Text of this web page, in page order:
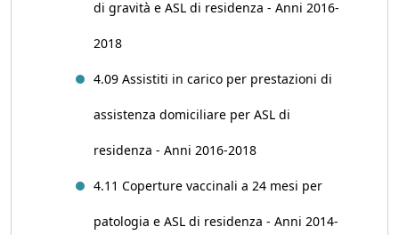
di gravità e ASL di residenza - Anni 2016-
2018
4.09 Assistiti in carico per prestazioni di
assistenza domiciliare per ASL di
residenza - Anni 2016-2018
4.11 Coperture vaccinali a 24 mesi per
patologia e ASL di residenza - Anni 2014-